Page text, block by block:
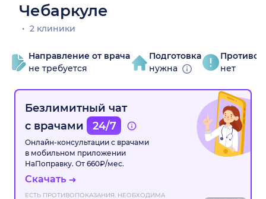
Чебаркуле
2 клиники
Направление от врача
не требуется
Подготовка
нужна
нет
Безлимитный чат
с врачами
24/7
Онлайн-консультации с врачами
в мобильном приложении
НаПоправку. От 660₽/мес.
Скачать
ЕСТЬ ПРОТИВОПОКАЗАНИЯ. НЕОБХОДИМА